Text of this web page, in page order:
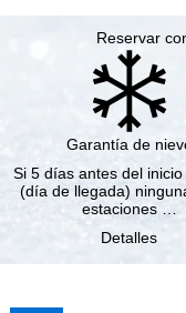
Reservar
Garantía de
Si 5 días antes del
(día de llegada)
estaciones …
Detalles